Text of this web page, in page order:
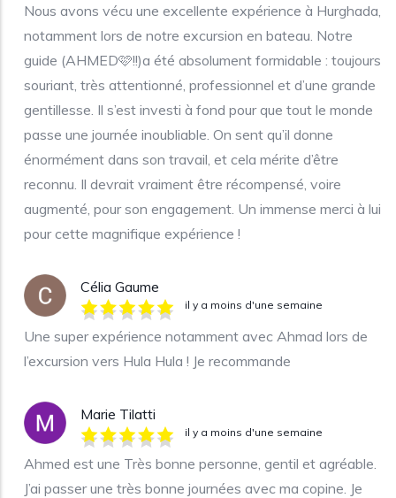
Nous avons vécu une excellente expérience à Hurghada,
notamment lors de notre excursion en bateau. Notre
guide (AHMED🩷!!)a été absolument formidable : toujours
souriant, très attentionné, professionnel et d’une grande
gentillesse. Il s’est investi à fond pour que tout le monde
passe une journée inoubliable. On sent qu’il donne
énormément dans son travail, et cela mérite d’être
reconnu. Il devrait vraiment être récompensé, voire
augmenté, pour son engagement. Un immense merci à lui
pour cette magnifique expérience !
Célia Gaume
il y a moins d'une semaine
Une super expérience notamment avec Ahmad lors de
l’excursion vers Hula Hula ! Je recommande
Marie Tilatti
il y a moins d'une semaine
Ahmed est une Très bonne personne, gentil et agréable.
J’ai passer une très bonne journées avec ma copine. Je